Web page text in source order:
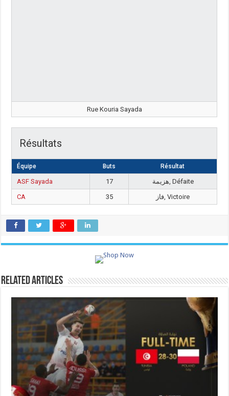
Rue Kouria Sayada
Résultats
Équipe Buts Résultat
ASF Sayada 17
هزيمة, Défaite
CA
35 فاز, Victoire
Related Articles